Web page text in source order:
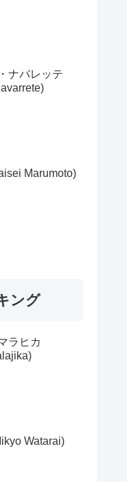
ナバレッテ
Marumoto)
ング
ラヒカ
Watarai)